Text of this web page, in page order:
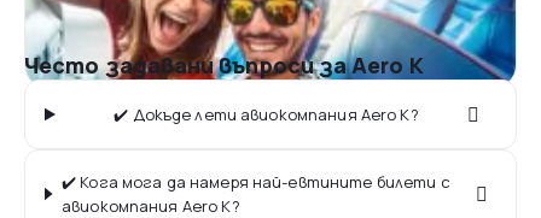
Често задавани въпроси за Aero K
✔️ Докъде лети авиокомпания Aero K?
✔️ Кога мога да намеря най-евтините билети с
авиокомпания Aero K?